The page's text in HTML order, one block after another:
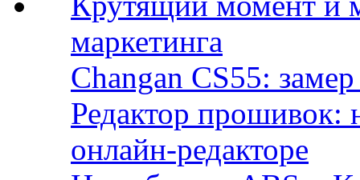
маркетинга
Changan CS55:
Редактор прошивок:
онлайн-редакторе